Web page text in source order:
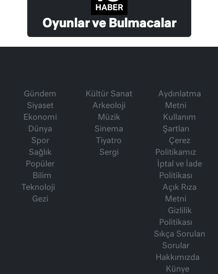
Oyunlar ve Bulmacalar
Gündem
Siyaset
Ekonomi
Dünya
Spor
Sağlık
Popüler
Bilim
Teknoloji
Gezi
Kültür Sanat
Arkeoloji
Müzik
Sinema
Tiyatro
Sergi
Aydınlatma
Metni
Kullanım
Şartları
Çerez
Politikamız
İptal ve İade
Politikası
Açık Rıza
Metni
Gizlilik
Politikası
Sıkça Sorulan
Sorular
Hakkımızda
Künye